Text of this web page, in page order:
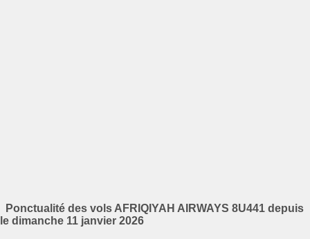
Ponctualité des vols AFRIQIYAH AIRWAYS 8U441 depuis
le dimanche 11 janvier 2026